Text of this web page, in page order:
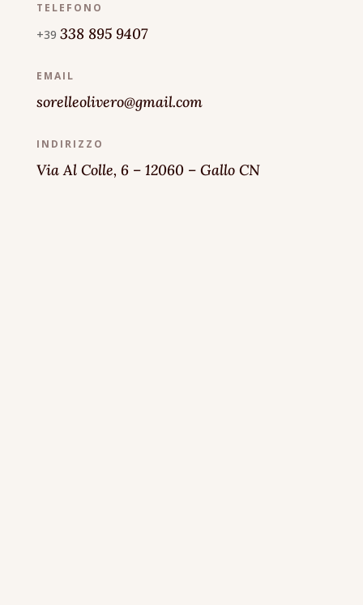
TELEFONO
+39 338 895 9407
EMAIL
sorelleolivero@gmail.com
INDIRIZZO
Via Al Colle, 6 – 12060 – Gallo CN